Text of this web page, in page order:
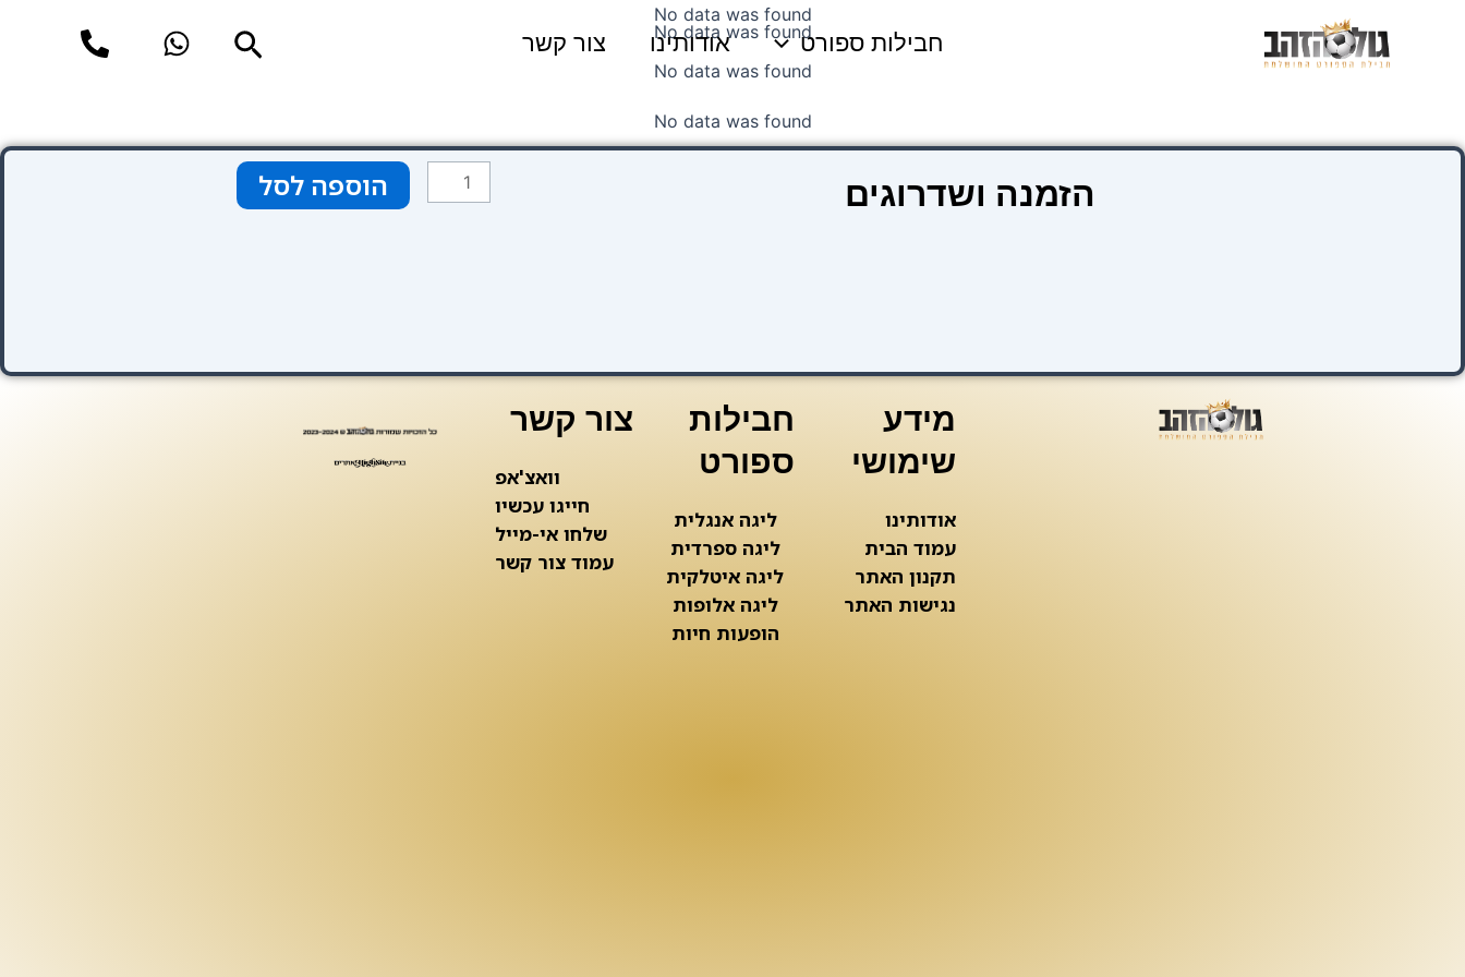
חבילות ספורט אודותינו צור קשר חיפוש
No data was found
No data was found
No data was found
No data was found
הזמנה ושדרוגים
כמות
של
הוספה לסל
מידע
שימושי
אודותינו
עמוד הבית
תקנון האתר
נגישות האתר
חבילות
ספורט
ליגה אנגלית
ליגה ספרדית
ליגה איטלקית
ליגה אלופות
הופעות חיות
צור קשר
וואצ'אפ
חייגו עכשיו
שלחו אי-מייל
עמוד צור קשר